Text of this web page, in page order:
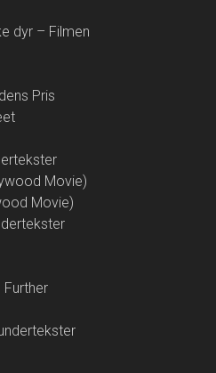
dyr – Filmen
Pris
Movie)
Movie)
Further